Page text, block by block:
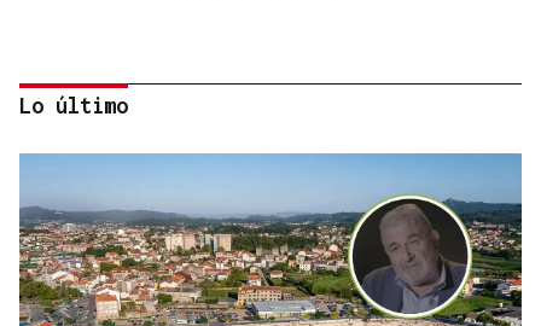
O AFIADOR
Un día haberá autobuses
Lo último